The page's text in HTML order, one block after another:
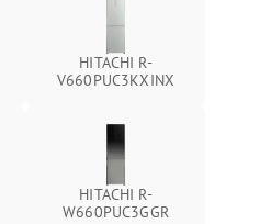
HITACHI R-
V660PUC3KXINX
HITACHI R-
W660PUC3GGR